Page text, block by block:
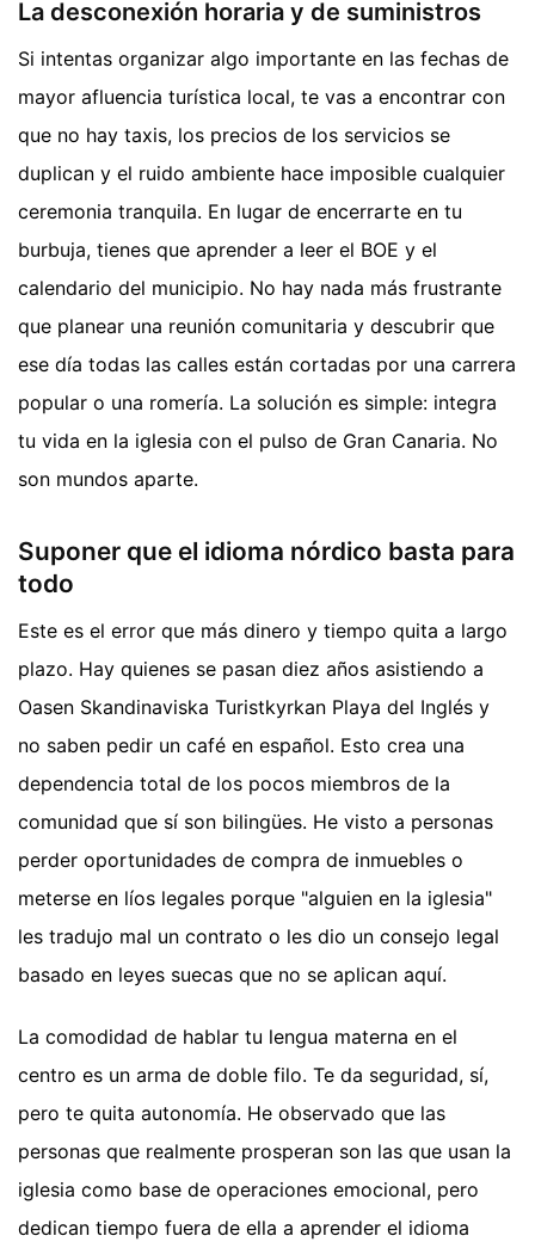
La desconexión horaria y de suministros
Si intentas organizar algo importante en las fechas de
mayor afluencia turística local, te vas a encontrar con
que no hay taxis, los precios de los servicios se
duplican y el ruido ambiente hace imposible cualquier
ceremonia tranquila. En lugar de encerrarte en tu
burbuja, tienes que aprender a leer el BOE y el
calendario del municipio. No hay nada más frustrante
que planear una reunión comunitaria y descubrir que
ese día todas las calles están cortadas por una carrera
popular o una romería. La solución es simple: integra
tu vida en la iglesia con el pulso de Gran Canaria. No
son mundos aparte.
Suponer que el idioma nórdico basta para
todo
Este es el error que más dinero y tiempo quita a largo
plazo. Hay quienes se pasan diez años asistiendo a
Oasen Skandinaviska Turistkyrkan Playa del Inglés y
no saben pedir un café en español. Esto crea una
dependencia total de los pocos miembros de la
comunidad que sí son bilingües. He visto a personas
perder oportunidades de compra de inmuebles o
meterse en líos legales porque "alguien en la iglesia"
les tradujo mal un contrato o les dio un consejo legal
basado en leyes suecas que no se aplican aquí.
La comodidad de hablar tu lengua materna en el
centro es un arma de doble filo. Te da seguridad, sí,
pero te quita autonomía. He observado que las
personas que realmente prosperan son las que usan la
iglesia como base de operaciones emocional, pero
dedican tiempo fuera de ella a aprender el idioma